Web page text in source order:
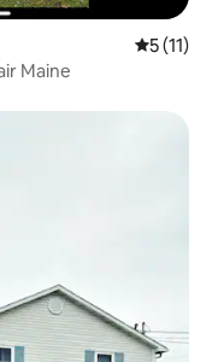
5 av 5 i
5 (11)
Maine